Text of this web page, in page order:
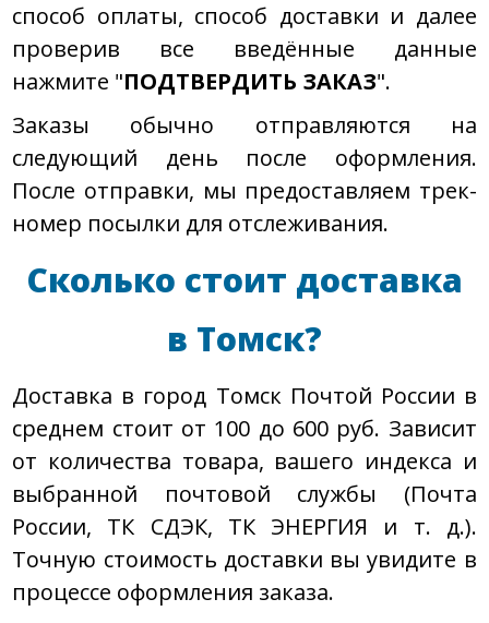
способ оплаты, способ доставки и далее
проверив все введённые данные
нажмите "ПОДТВЕРДИТЬ ЗАКАЗ".
Заказы обычно отправляются на
следующий день после оформления.
После отправки, мы предоставляем трек-
номер посылки для отслеживания.
Сколько стоит доставка
в Томск?
Доставка в город Томск Почтой России в
среднем стоит от 100 до 600 руб. Зависит
от количества товара, вашего индекса и
выбранной почтовой службы (Почта
России, ТК СДЭК, ТК ЭНЕРГИЯ и т. д.).
Точную стоимость доставки вы увидите в
процессе оформления заказа.